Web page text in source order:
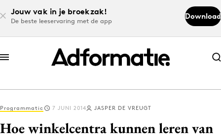
Jouw vak in je broekzak!
De beste leeservaring met de app
Download
Abonneer nu
Abonneer nu
Log in
Programmatic 7 JUNI 2014 JASPER DE VREUGT
Hoe winkelcentra kunnen leren van